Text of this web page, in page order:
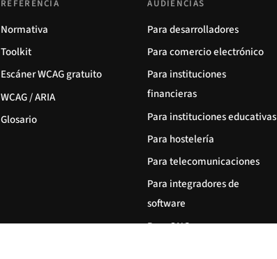
REFERENCIA
Normativa
Toolkit
Escáner WCAG gratuito
WCAG / ARIA
Glosario
AUDIENCIAS
Para desarrolladores
Para comercio electrónico
Para instituciones
financieras
Para instituciones educativas
Para hostelería
Para telecomunicaciones
Para integradores de
software
Para ONG